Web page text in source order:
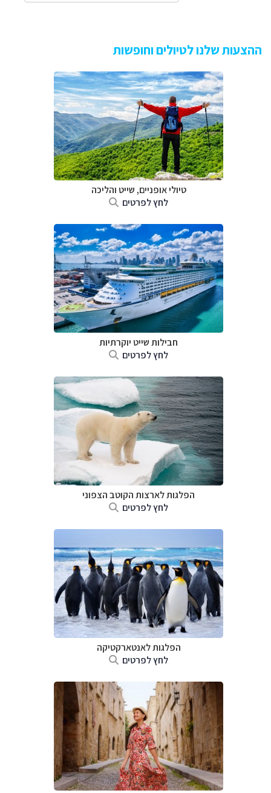
ההצעות שלנו לטיולים וחופשות
טיולי אופניים, שייט והליכה
לחץ לפרטים
חבילות שייט יוקרתיות
לחץ לפרטים
הפלגות לארצות הקוטב הצפוני
לחץ לפרטים
הפלגות לאנטארקטיקה
לחץ לפרטים